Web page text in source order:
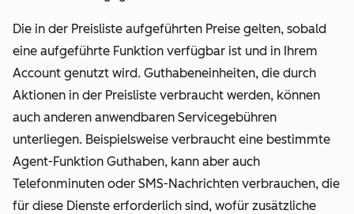
Die in der Preisliste aufgeführten Preise gelten, sobald
eine aufgeführte Funktion verfügbar ist und in Ihrem
Account genutzt wird. Guthabeneinheiten, die durch
Aktionen in der Preisliste verbraucht werden, können
auch anderen anwendbaren Servicegebühren
unterliegen. Beispielsweise verbraucht eine bestimmte
Agent-Funktion Guthaben, kann aber auch
Telefonminuten oder SMS-Nachrichten verbrauchen, die
für diese Dienste erforderlich sind, wofür zusätzliche